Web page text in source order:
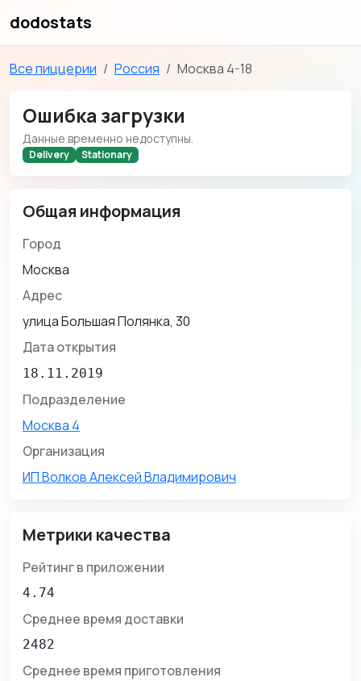
dodostats
Все пиццерии Россия Москва 4-18
Ошибка загрузки
Данные временно недоступны.
Delivery Stationary
Общая информация
Город
Москва
Адрес
улица Большая Полянка, 30
Дата открытия
18.11.2019
Подразделение
Москва 4
Организация
ИП Волков Алексей Владимирович
Метрики качества
Рейтинг в приложении
4.74
Среднее время доставки
2482
Среднее время приготовления